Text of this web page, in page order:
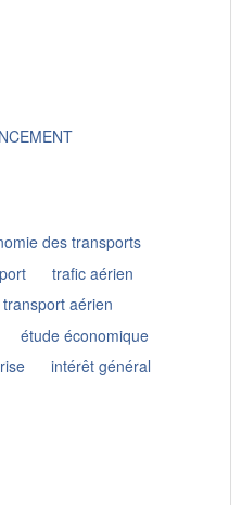
des transports
trafic aérien
aérien
étude économique
intérêt général